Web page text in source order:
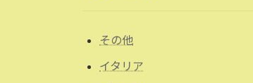
その他
イタリア